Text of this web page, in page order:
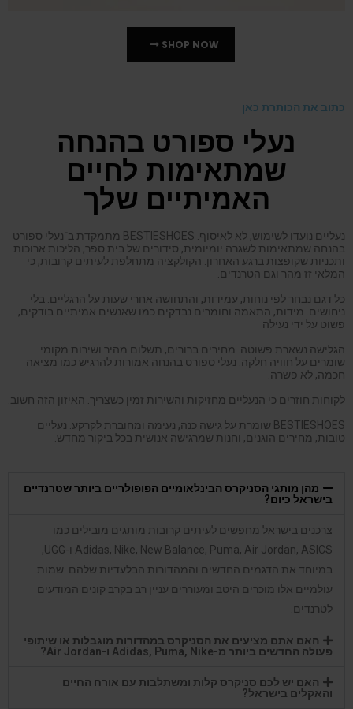
SHOP NOW
כתוב את הכותרת כאן
נעלי ספורט בהנחה
שמתאימות לחיים
האמיתיים שלך
נעליים נועדו לשימוש, לא לאיסוף. BESTIESHOES מתמקדת ב־נעלי ספורט
בהנחה שמתאימות לשגרה יומיומית, סידורים של בית ספר, הליכות ארוכות
ותכניות שקופצות ברגע האחרון. הקולקציה מתחלפת לעיתים קרובות, כי
המלאי זז מהר וגם הטרנדים.
כל דגם נבחר לפי נוחות, עמידות, והתחושה אחרי שעות על הרגליים. בלי
ניחושים. מידות, התאמה וחומרים נבדקים כמו שאנשים אמיתיים בודקים,
פשוט על ידי נעילה
הגלישה נשארת פשוטה. מחירים ברורים, תשלום מהיר ושירות מקומי
שומרים על חוויה חלקה. נעלי ספורט בהנחה אמורות להרגיש כמו מציאה
חכמה, לא פשרה.
לקוחות חוזרים כי הנעליים מחזיקות והשירות זמין כשצריך. האיזון הזה חשוב.
BESTIESHOES שומרת על גישה כנה, נעימה ומחוברת לקרקע. נעליים
טובות, מחירים הוגנים, וחנות שמרגישה אנושית בכל ביקור מחדש.
מהן מותגי הסניקרס הבינלאומיים הפופולריים ביותר שטרנדיים
בישראל כיום?
צרכנים בישראל מחפשים לעיתים קרובות מותגים מובילים כמו
Adidas, Nike, New Balance, Puma, Air Jordan, ASICS ו-UGG,
במיוחד את הדגמים החדשים והמהדורות הבלעדיות שלהם. שמות
עולמיים אלו מוכרים היטב ומעוררים עניין רב בקרב קונים המודעים
לטרנדים.
האם אתם מציעים את הסניקרס במהדורות מוגבלות או שיתופי
פעולה החדשים ביותר מ-Adidas, Puma, Nike ו-Air Jordan?
האם יש לכם סניקרס קלות ומשתלבות עם אורח החיים
והאקלים בישראל?